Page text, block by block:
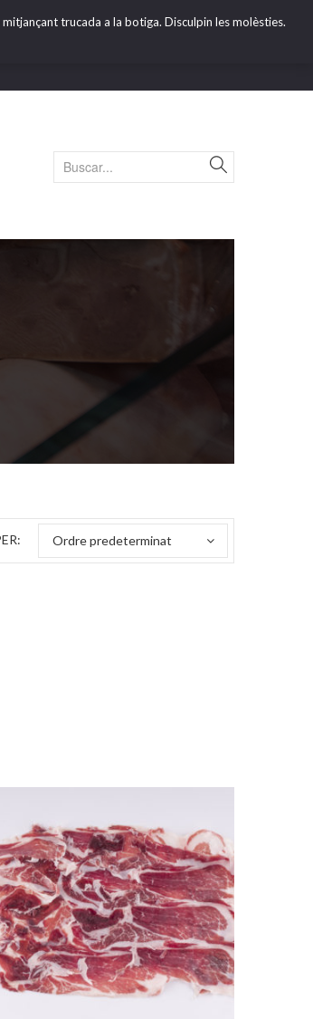
trucada a la botiga. Disculpin les molèsties.
Ordre predeterminat